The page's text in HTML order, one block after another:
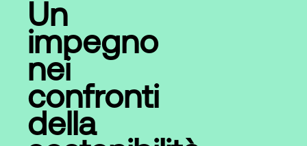
Un
impegno
nei
confronti
della